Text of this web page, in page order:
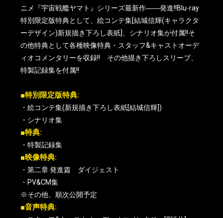
ニメ『宇宙戦艦ヤマト』シリーズ最新作――発進!!Blu-ray
特別限定版特典として、絵コンテ集[結城信輝(キャラクタ
ーデザイン)新規描き下ろし表紙]、シナリオ集が付属!!そ
の他特典として各種映像特典・スタッフ&キャストオーデ
ィオコメンタリーを収録!! その他描き下ろしスリーブ、
特製記録集を付属!!
■特別限定版特典:
・絵コンテ集(新規描き下ろし表紙[結城信輝])
・シナリオ集
■特典:
・特製記録集
■映像特典:
・第二章 発進篇 ダイジェスト
・PV&CM集
※その他、順次公開予定
■音声特典: